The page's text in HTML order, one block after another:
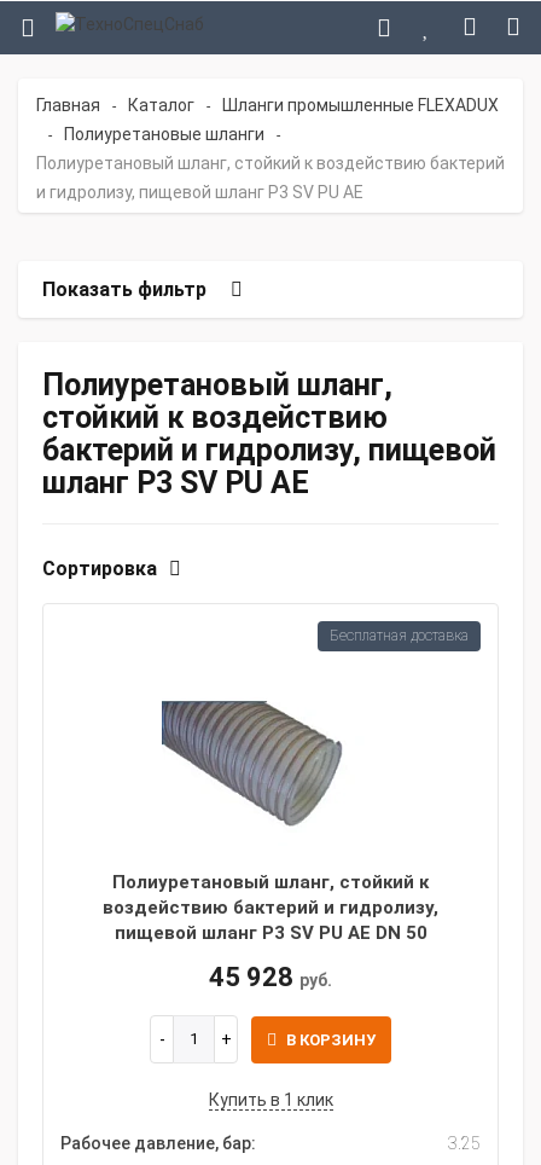
Главная - Каталог - Шланги промышленные FLEXADUX
- Полиуретановые шланги -
Полиуретановый шланг, стойкий к воздействию бактерий
и гидролизу, пищевой шланг P3 SV PU AE
Показать фильтр
Полиуретановый шланг,
стойкий к воздействию
бактерий и гидролизу, пищевой
шланг P3 SV PU AE
Сортировка
Полиуретановый шланг, стойкий к
воздействию бактерий и гидролизу,
пищевой шланг P3 SV PU AE DN 50
45 928 руб.
В КОРЗИНУ
Купить в 1 клик
Рабочее давление, бар: 3.25
Бесплатная доставка